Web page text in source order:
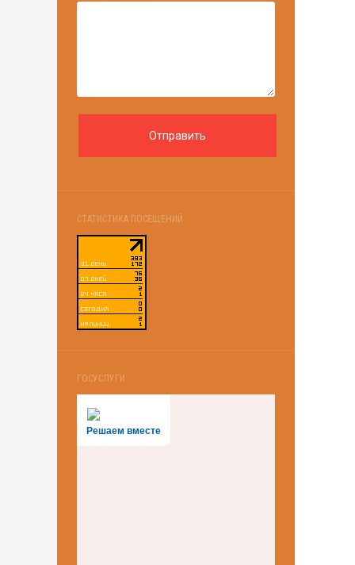
СТАТИСТИКА ПОСЕЩЕНИЙ
ГОСУСЛУГИ
Решаем вместе